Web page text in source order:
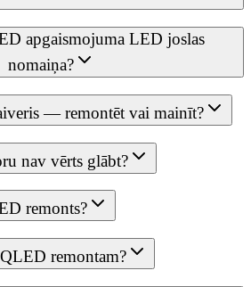
apgaismojuma LED joslas
nomaiņa?
— remontēt vai mainīt?
nav vērts glābt?
remonts?
remontam?